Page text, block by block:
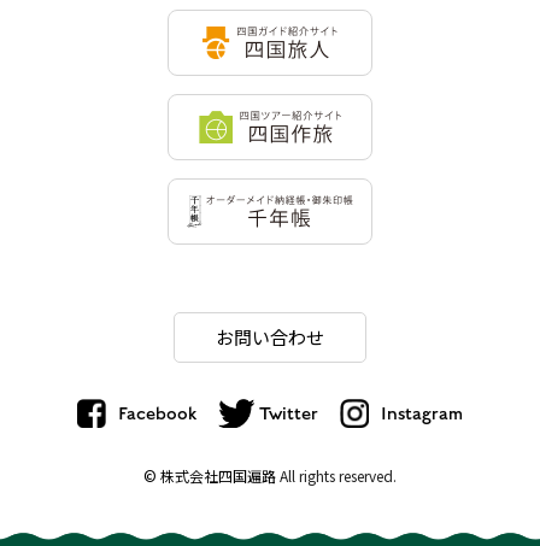
お問い合わせ
Facebook Twitter Instagram
© 株式会社四国遍路All rights reserved.